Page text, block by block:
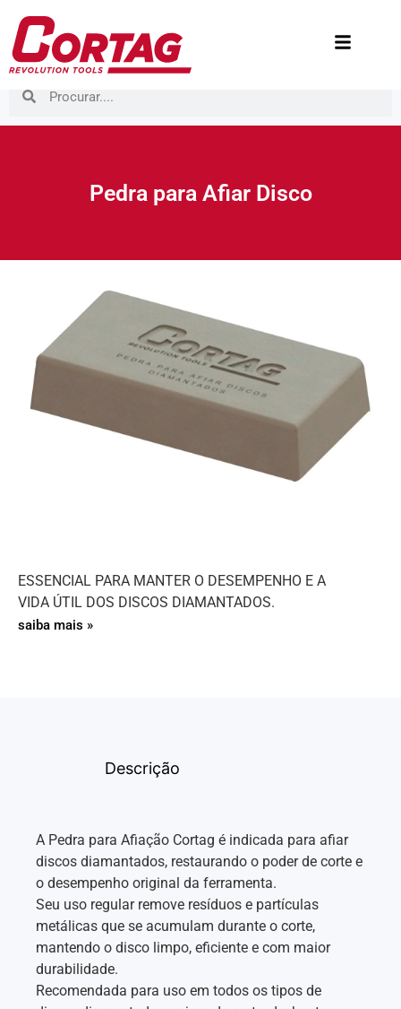
Pedra para Afiar Disco
ESSENCIAL PARA MANTER O DESEMPENHO E A
VIDA ÚTIL DOS DISCOS DIAMANTADOS.
saiba mais »
Descrição
A Pedra para Afiação Cortag é indicada para afiar
discos diamantados, restaurando o poder de corte e
o desempenho original da ferramenta.
Seu uso regular remove resíduos e partículas
metálicas que se acumulam durante o corte,
mantendo o disco limpo, eficiente e com maior
durabilidade.
Recomendada para uso em todos os tipos de